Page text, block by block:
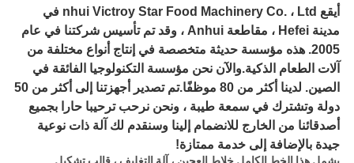
يقع nhui Victroy Star Food Machinery Co. ، Ltd في
مدينة Hefei ، مقاطعة Anhui ، وقد تم تأسيس شركتنا في عام
2005. هذه مؤسسة حديثة متخصصة في إنتاج أنواع مختلفة من
آلات الطعام الذكية.والآن نحن مؤسسة التكنولوجيا الفائقة في
الصين. لدينا أكثر من 80 موظفًا.تم تصدير أجهزتنا إلى أكثر من 50
دولة وتشترك في سمعة طيبة ، ونحن نرحب ترحيبا حارا بجميع
أصدقائنا من الخارج للانضمام إلينا وسنقدم لك آلة ذات نوعية
جيدة بالإضافة إلى خدمة ممتازة!